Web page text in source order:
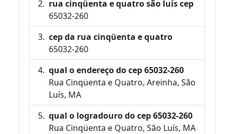
rua cinqüenta e quatro são luís cep
65032-260
cep da rua cinqüenta e quatro
65032-260
qual o endereço do cep 65032-260
Rua Cinqüenta e Quatro, Areinha, São
Luís, MA
qual o logradouro do cep 65032-260
Rua Cinqüenta e Quatro, São Luís, MA